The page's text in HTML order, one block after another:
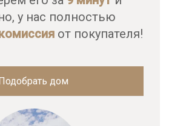
у нас полностью
от покупателя!
Подобрать дом